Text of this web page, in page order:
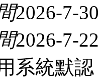
2026-7-
2026-7-
系統默認